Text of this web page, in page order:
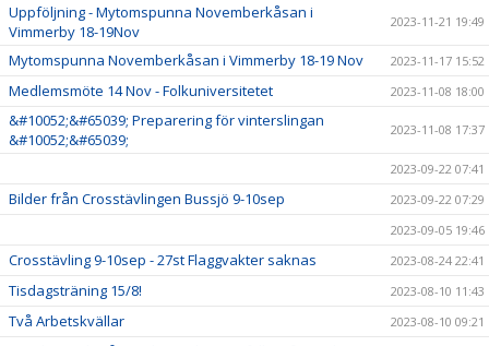
Uppföljning - Mytomspunna Novemberkåsan i
Vimmerby 18-19Nov
2023-11-21 19:49
Mytomspunna Novemberkåsan i Vimmerby 18-19 Nov 2023-11-17 15:52
Medlemsmöte 14 Nov - Folkuniversitetet 2023-11-08 18:00
&#10052;&#65039; Preparering för vinterslingan
&#10052;&#65039;
2023-11-08 17:37
2023-09-22 07:41
Bilder från Crosstävlingen Bussjö 9-10sep
2023-09-22 07:29
2023-09-05 19:46
Crosstävling 9-10sep - 27st Flaggvakter saknas 2023-08-24 22:41
Tisdagsträning 15/8! 2023-08-10 11:43
Två Arbetskvällar 2023-08-10 09:21